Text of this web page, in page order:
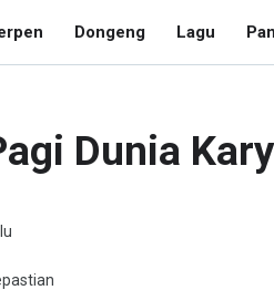
Dongeng Lagu
Dunia